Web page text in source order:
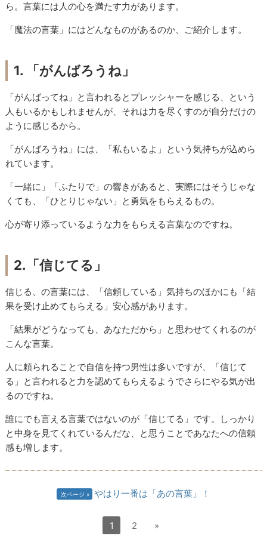
ら。言葉には人の心を満たす力があります。
「魔法の言葉」にはどんなものがあるのか、ご紹介します。
1. 「がんばろうね」
「がんばってね」と言われるとプレッシャーを感じる、という
人もいるかもしれませんが、それは力を尽くすのが自分だけの
ように感じるから。
「がんばろうね」には、「私もいるよ」という気持ちが込めら
れています。
「一緒に」「ふたりで」の響きがあると、実際にはそうじゃな
くても、「ひとりじゃない」と勇気をもらえるもの。
心が寄り添っているような力をもらえる言葉なのですね。
2.「信じてる」
信じる、の言葉には、「信頼している」気持ちのほかにも「結
果を受け止めてもらえる」安心感があります。
「結果がどうなっても、あなただから」と思わせてくれるのが
こんな言葉。
人に頼られることで自信を持つ男性は多いですが、「信じて
る」と言われると力を認めてもらえるようでさらにやる気が出
るのですね。
誰にでも言える言葉ではないのが「信じてる」です。しっかり
と中身を見てくれているんだな、と思うことであなたへの信頼
感も増します。
次ページ やはり一番は「あの言葉」！
1 2 »